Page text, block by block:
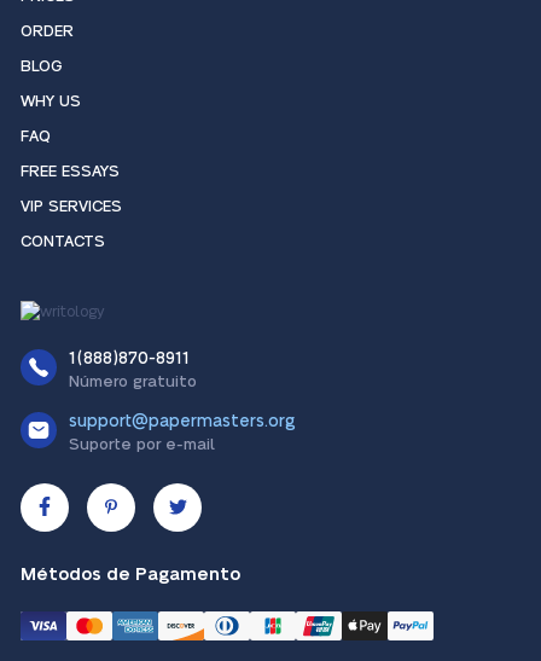
ORDER
BLOG
WHY US
FAQ
FREE ESSAYS
VIP SERVICES
CONTACTS
1(888)870-8911
Número gratuito
support@papermasters.org
Suporte por e-mail
Métodos de Pagamento